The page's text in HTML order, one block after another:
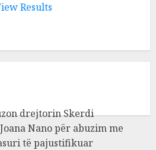
Results
drejtorin Skerdi
Nano për abuzim me
të pajustifikuar